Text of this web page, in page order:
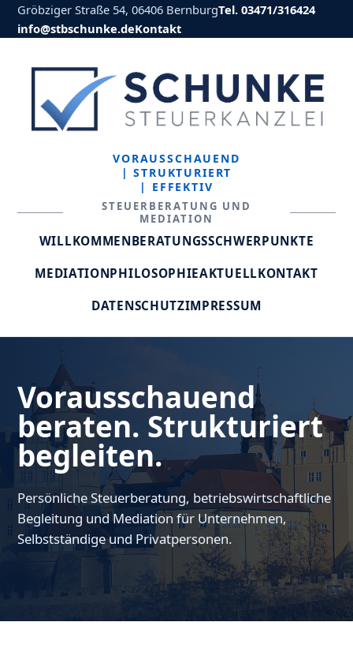
Gröbziger Straße 54, 06406 BernburgTel. 03471/316424
info@stbschunke.deKontakt
VORAUSSCHAUEND
| STRUKTURIERT
| EFFEKTIV
STEUERBERATUNG UND
MEDIATION
WILLKOMMENBERATUNGSSCHWERPUNKTE
MEDIATIONPHILOSOPHIEAKTUELLKONTAKT
DATENSCHUTZIMPRESSUM
Vorausschauend
beraten. Strukturiert
begleiten.
Persönliche Steuerberatung, betriebswirtschaftliche
Begleitung und Mediation für Unternehmen,
Selbstständige und Privatpersonen.